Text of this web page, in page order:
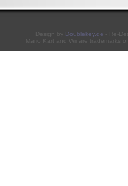
Design by Doublekey.de - Re-
Mario Kart and Wii are trademarks